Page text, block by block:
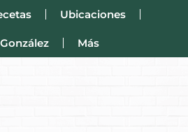
Ubicaciones
Más